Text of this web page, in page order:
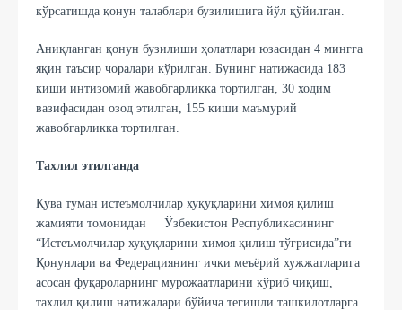
кўрсатишда қонун талаблари бузилишига йўл қўйилган.
Аниқланган қонун бузилиши ҳолатлари юзасидан 4 мингга
яқин таъсир чоралари кўрилган. Бунинг натижасида 183
киши интизомий жавобгарликка тортилган, 30 ходим
вазифасидан озод этилган, 155 киши маъмурий
жавобгарликка тортилган.
Тахлил этилганда
Қува туман истеъмолчилар хуқуқларини химоя қилиш
жамияти томонидан Ўзбекистон Республикасининг
“Истеъмолчилар хуқуқларини химоя қилиш тўғрисида”ги
Қонунлари ва Федерациянинг ички меъёрий хужжатларига
асосан фуқароларнинг мурожаатларини кўриб чиқиш,
тахлил қилиш натижалари бўйича тегишли ташкилотларга